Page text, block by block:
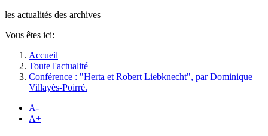
les actualités des archives
Vous êtes ici:
Accueil
Toute l'actualité
Conférence : "Herta et Robert Liebknecht", par Dominique
Villayès-Poirré.
A-
A+